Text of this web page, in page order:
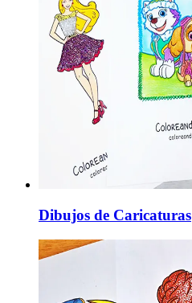
Dibujos de Caricaturas